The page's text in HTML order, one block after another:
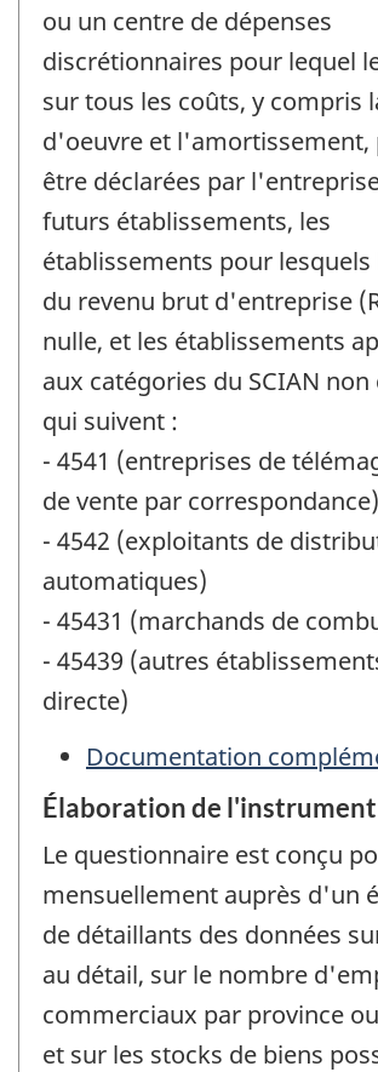
ou un centre de dépenses
discrétionnaires pour lequel
sur tous les coûts, y compris
d'oeuvre et l'amortissement,
être déclarées par
futurs établissements, les
établissements pour lesquels
du revenu brut d'entreprise
nulle, et les établissements
aux catégories du SCIAN
qui suivent :
- 4541 (entreprises de
de vente par correspondance)
- 4542 (exploitants de
automatiques)
- 45431 (marchands de
- 45439 (autres
directe)
Documentation
Élaboration de l'instrument
Le questionnaire est conçu
mensuellement auprès d'un
de détaillants des données
au détail, sur le nombre
commerciaux par province
et sur les stocks de biens